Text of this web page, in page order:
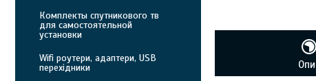
Комплекты спутникового тв
для самостоятельной
установки
Wifi роутери, адаптери, USB
перехідники